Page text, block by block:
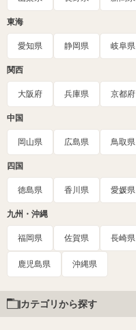
東海
愛知県 静岡県 岐阜県
関西
大阪府 兵庫県 京都府
中国
岡山県 広島県 鳥取県
四国
徳島県 香川県 愛媛県
九州・沖縄
福岡県 佐賀県 長崎県
鹿児島県 沖縄県
カテゴリから探す